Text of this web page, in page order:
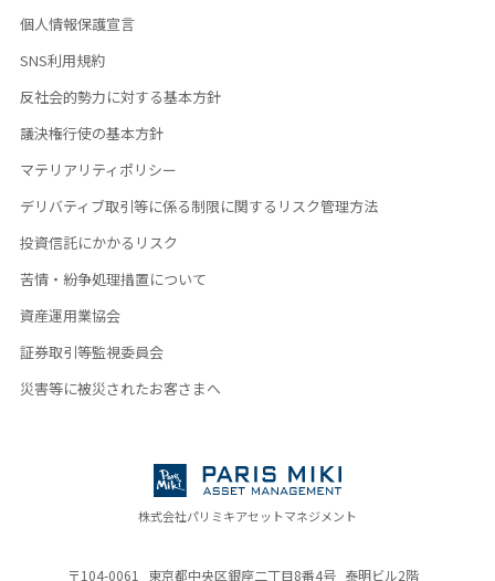
個人情報保護宣言
SNS利用規約
反社会的勢力に対する基本方針
議決権行使の基本方針
マテリアリティポリシー
デリバティブ取引等に係る制限に関するリスク管理方法
投資信託にかかるリスク
苦情・紛争処理措置について
資産運用業協会
証券取引等監視委員会
災害等に被災されたお客さまへ
株式会社パリミキアセットマネジメント
〒104-0061 東京都中央区銀座二丁目8番4号 泰明ビル2階